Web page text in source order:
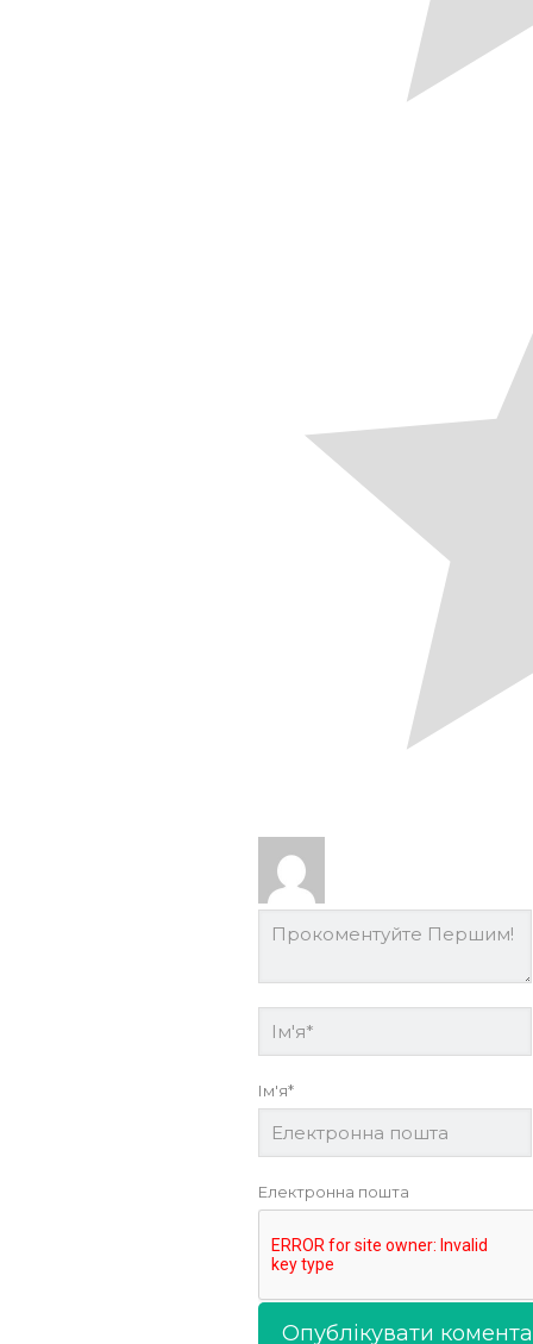
Ім'я*
Електронна пошта